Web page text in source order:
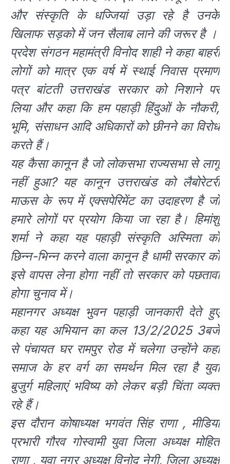
और संस्कृति के धज्जियां उड़ा रहे है उनके
खिलाफ सड़को में जन सैलाब लाने की जरूर है ।
प्रदेश संगठन महामंत्री विनोद शाही ने कहा बाहरी
लोगों को मात्र एक वर्ष में स्थाई निवास प्रमाण
पत्र बांटती उत्तराखंड सरकार को निशाने पर
लिया और कहा कि हम पहाड़ी हिंदुओं के नौकरी,
भूमि, संसाधन आदि अधिकारों को छीनने का विरोध
करते हैं।
यह कैसा कानून है जो लोकसभा राज्यसभा से लागू
नहीं हुआ? यह कानून उत्तराखंड को लैबोरेटरी
माऊस के रूप में एक्सपेरिमेंट का उदाहरण है जो
हमारे लोगों पर प्रयोग किया जा रहा है। हिमांशु
शर्मा ने कहा यह पहाड़ी संस्कृति अस्मिता को
छिन्न-भिन्न करने वाला कानून है धामी सरकार को
इसे वापस लेना होगा नहीं तो सरकार को पछतावा
होगा चुनाव में।
महानगर अध्यक्ष भुवन पहाड़ी जानकारी देते हुए
कहा यह अभियान का कल 13/2/2025 3बजे
से पंचायत घर रामपुर रोड में चलेगा उन्होंने कहा
समाज के हर वर्ग का समर्थन मिल रहा है युवा
बुजुर्ग महिलाएं भविष्य को लेकर बड़ी चिंता व्यक्त
रहे हैं।
इस दौरान कोषाध्यक्ष भगवंत सिंह राणा , मीडिया
प्रभारी गौरव गोस्वामी युवा जिला अध्यक्ष मोहित
राणा , युवा नगर अध्यक्ष विनोद नेगी, जिला अध्यक्ष